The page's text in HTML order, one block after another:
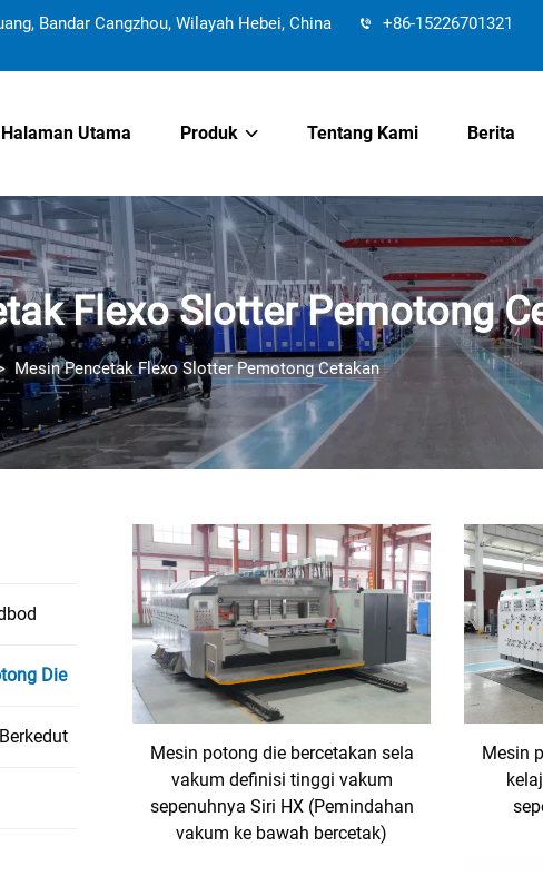
Bandar Cangzhou, Wilayah Hebei, China
+86-15226701321
Halaman Utama Produk Tentang Kami Berita
Flexo Slotter Pemotong
Mesin Pencetak Flexo Slotter Pemotong Cetakan
Die
Mesin potong die bercetakan sela
vakum definisi tinggi vakum
sepenuhnya Siri HX (Pemindahan
vakum ke bawah bercetak)
Mesin